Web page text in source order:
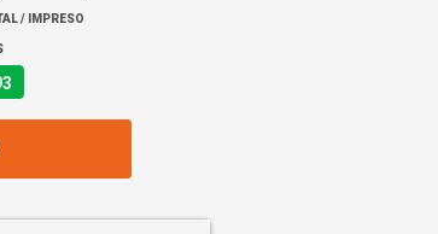
/ IMPRESO